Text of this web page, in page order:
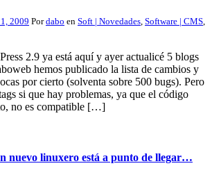
2009 Pordabo en Soft | Novedades, Software | CMS,
2.9 ya está aquí y ayer actualicé 5 blogs
hemos publicado la lista de cambios y
por cierto (solventa sobre 500 bugs). Pero
si que hay problemas, ya que el código
no es compatible […]
nuevo linuxero está a punto de llegar…